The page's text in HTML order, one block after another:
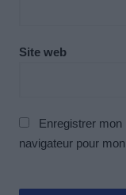
Site web
Enregistrer
navigateur pour